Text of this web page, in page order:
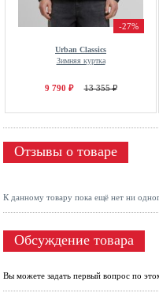
-27%
Urban Classics
Зимняя куртка
9 790 ₽ 13 355 ₽
Отзывы о товаре
К данному товару пока ещё нет ни
Обсуждение товара
Вы можете задать первый вопрос по